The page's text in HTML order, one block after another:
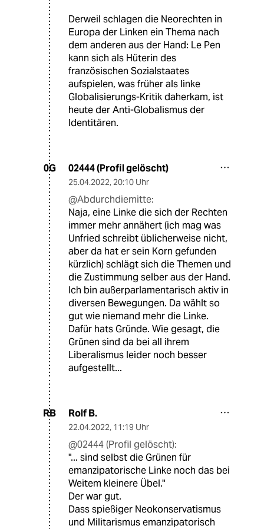
Derweil schlagen die Neorechten in
Europa der Linken ein Thema nach
dem anderen aus der Hand: Le Pen
kann sich als Hüterin des
französischen Sozialstaates
aufspielen, was früher als linke
Globalisierungs-Kritik daherkam, ist
heute der Anti-Globalismus der
Identitären.
0G 02444 (Profil gelöscht)
25.04.2022, 20:10 Uhr
@Abdurchdiemitte:
Naja, eine Linke die sich der Rechten
immer mehr annähert (ich mag was
Unfried schreibt üblicherweise nicht,
aber da hat er sein Korn gefunden
kürzlich) schlägt sich die Themen und
die Zustimmung selber aus der Hand.
Ich bin außerparlamentarisch aktiv in
diversen Bewegungen. Da wählt so
gut wie niemand mehr die Linke.
Dafür hats Gründe. Wie gesagt, die
Grünen sind da bei all ihrem
Liberalismus leider noch besser
aufgestellt...
RB Rolf B.
22.04.2022, 11:19 Uhr
@02444 (Profil gelöscht):
"... sind selbst die Grünen für
emanzipatorische Linke noch das bei
Weitem kleinere Übel."
Der war gut.
Dass spießiger Neokonservatismus
und Militarismus emanzipatorisch